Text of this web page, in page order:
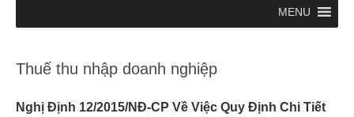
MENU
Thuế thu nhập doanh nghiệp
Nghị Định 12/2015/NĐ-CP Về Việc Quy Định Chi Tiết